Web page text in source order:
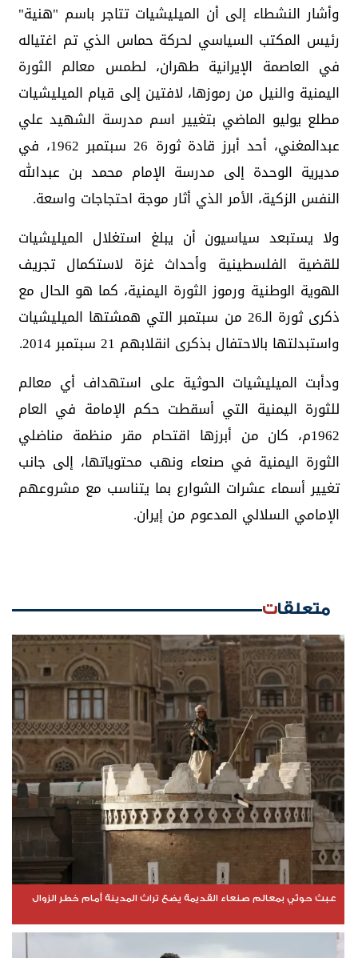
وأشار النشطاء إلى أن الميليشيات تتاجر باسم "هنية"
رئيس المكتب السياسي لحركة حماس الذي تم اغتياله
في العاصمة الإيرانية طهران، لطمس معالم الثورة
اليمنية والنيل من رموزها، لافتين إلى قيام الميليشيات
مطلع يوليو الماضي بتغيير اسم مدرسة الشهيد علي
عبدالمغني، أحد أبرز قادة ثورة 26 سبتمبر 1962، في
مديرية الوحدة إلى مدرسة الإمام محمد بن عبدالله
النفس الزكية، الأمر الذي أثار موجة احتجاجات واسعة.
ولا يستبعد سياسيون أن يبلغ استغلال الميليشيات
للقضية الفلسطينية وأحداث غزة لاستكمال تجريف
الهوية الوطنية ورموز الثورة اليمنية، كما هو الحال مع
ذكرى ثورة الـ26 من سبتمبر التي همشتها الميليشيات
واستبدلتها بالاحتفال بذكرى انقلابهم 21 سبتمبر 2014.
ودأبت الميليشيات الحوثية على استهداف أي معالم
للثورة اليمنية التي أسقطت حكم الإمامة في العام
1962م، كان من أبرزها اقتحام مقر منظمة مناضلي
الثورة اليمنية في صنعاء ونهب محتوياتها، إلى جانب
تغيير أسماء عشرات الشوارع بما يتناسب مع مشروعهم
الإمامي السلالي المدعوم من إيران.
متعلقات
عبث حوثي بمعالم صنعاء القديمة يضع تراث المدينة أمام خطر الزوال